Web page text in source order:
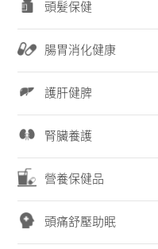
頭髮保健
腸胃消化健康
護肝健脾
腎臟養護
營養保健品
頭痛舒壓助眠